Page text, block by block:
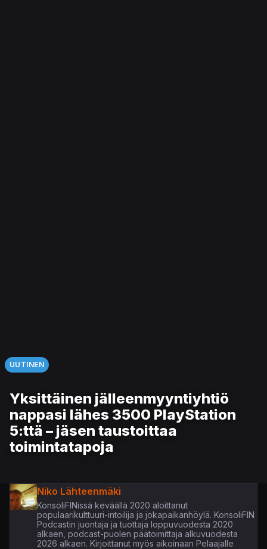
UUTINEN
Yksittäinen jälleenmyyntiyhtiö
nappasi lähes 3500 PlayStation
5:ttä – jäsen taustoittaa
toimintatapoja
Niko Lähteenmäki
KonsoliFINissä keväällä 2020 aloittanut
populaarikulttuuri-intoilija ja jokapaikanhöylä. KonsoliFIN
Podcastin juontaja ja tuottaja loppuvuodesta 2020
alkaen, podcast-puolen päätoimittaja alkuvuodesta
2026 alkaen. Kirjoittanut myös aikoinaan Pelaajalle